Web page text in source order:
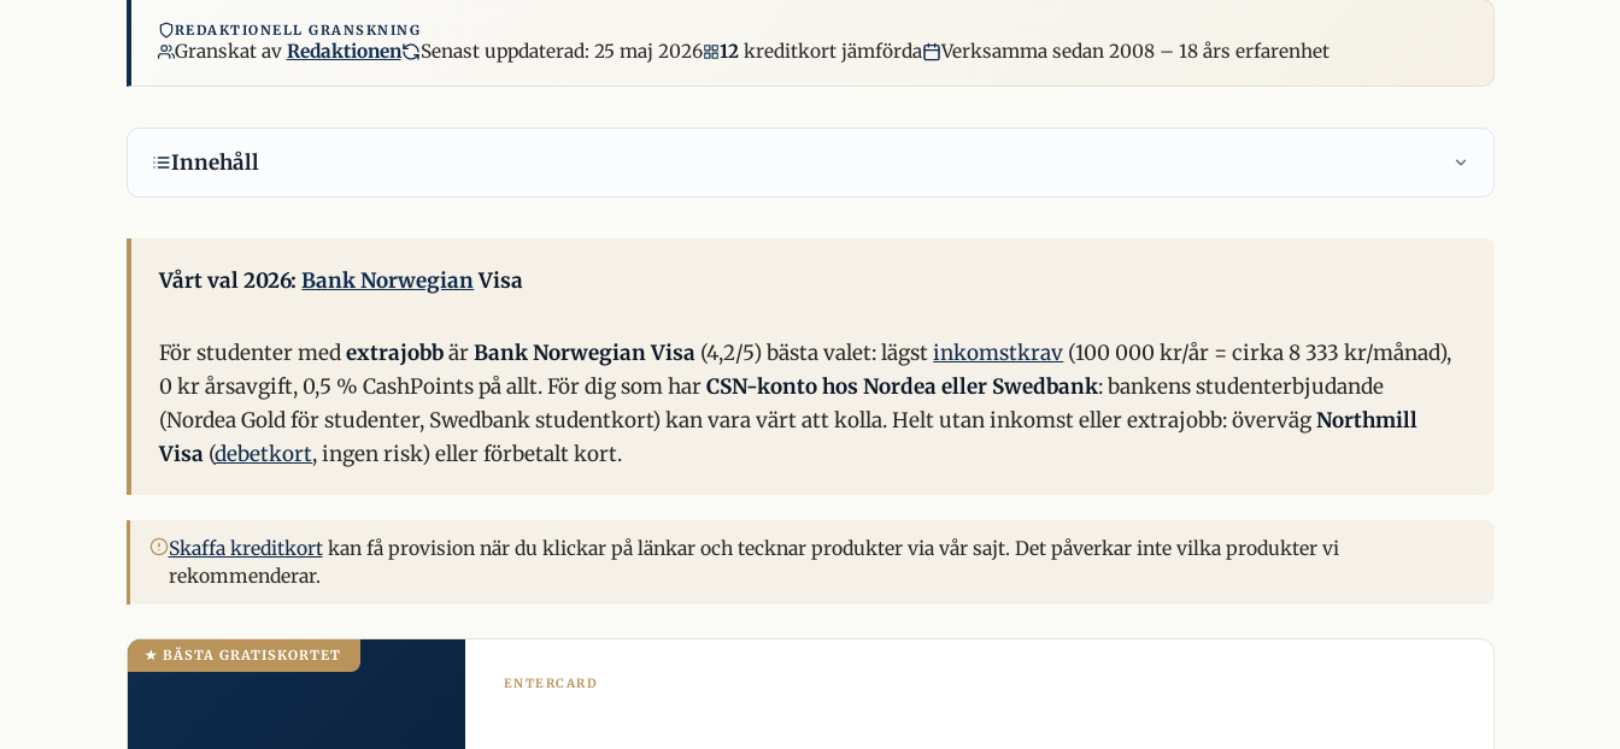
REDAKTIONELL GRANSKNING
Granskat av Redaktionen Senast uppdaterad: 25 maj 2026 12kreditkort jämförda Verksamma sedan 2008 – 18 års erfarenhet
Innehåll
Vårt val 2026:Bank NorwegianVisa
För studenter medextrajobbärBank Norwegian Visa (4,2/5) bästa valet: lägstinkomstkrav (100 000 kr/år = cirka 8 333 kr/månad),
0 kr årsavgift, 0,5 % CashPoints på allt. För dig som harCSN-konto hos Nordea eller Swedbank: bankens studenterbjudande
(Nordea Gold för studenter, Swedbank studentkort) kan vara värt att kolla. Helt utan inkomst eller extrajobb: övervägNorthmill
Visa (debetkort, ingen risk) eller förbetalt kort.
Skaffa kreditkortkan få provision när du klickar på länkar och tecknar produkter via vår sajt. Det påverkar inte vilka produkter vi
rekommenderar.
★ BÄSTA GRATISKORTET
ENTERCARD